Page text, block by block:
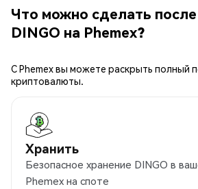
Что можно сделать
DINGO на Phemex?
С Phemex вы можете раскрыть полный
криптовалюты.
Хранить
Безопасное хранение DINGO в
Phemex на споте